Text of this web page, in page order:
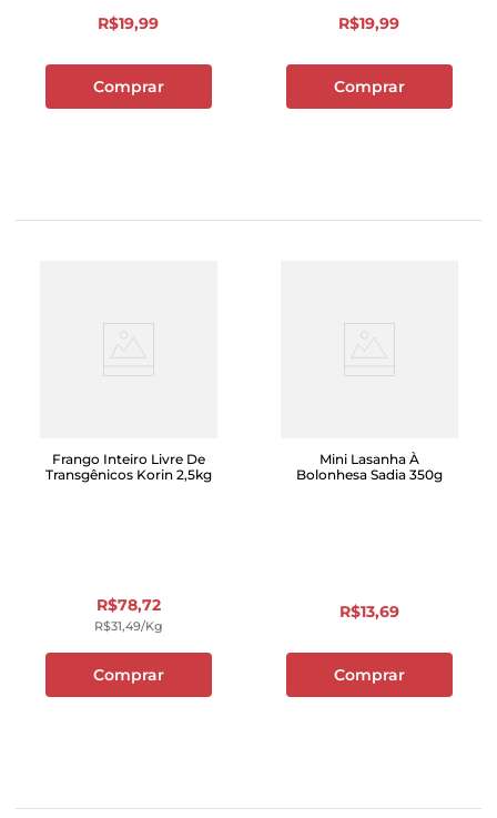
R$19,99
Comprar
R$19,99
Comprar
Frango Inteiro Livre De
Transgênicos Korin 2,5kg
R$78,72
R$31,49/kg
Comprar
Mini Lasanha À
Bolonhesa Sadia 350g
R$13,69
Comprar